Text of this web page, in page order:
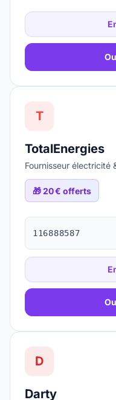
T
TotalEnergies
Fournisseur électricité
🎁20 € offerts
116888587
D
Darty